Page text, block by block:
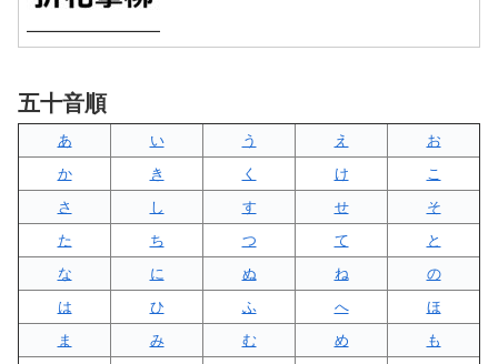
五十音順
あ い う え
お
か
き く け
こ
さ
し す せ
そ
た
ち つ て
と
な
に ぬ ね
の
は
ひ ふ へ
ほ
ま
み む め
も